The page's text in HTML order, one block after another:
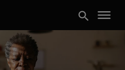
search menu